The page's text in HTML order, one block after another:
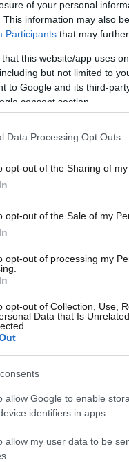
of your personal
This information may also
Participants that may
that this website/app uses
but not limited to
to Google and its third-
consent section.
Data Processing Opt Outs
opt-out of the Sharing of my
opt-out of the Sale of my
opt-out of processing my
opt-out of Collection, Use,
Data that Is
allow Google to enable
identifiers in apps.
allow my user data to be
ξένοι με τον αμιγώς
ένα
YouTube,
να ακούσουν «ένα